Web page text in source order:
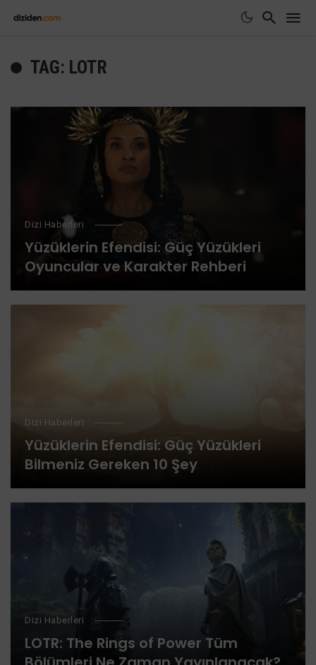
TAG: LOTR
Dizi Haberleri
Yüzüklerin Efendisi: Güç Yüzükleri
Oyuncular ve Karakter Rehberi
Dizi Haberleri
Yüzüklerin Efendisi: Güç Yüzükleri
Bilmeniz Gereken 10 Şey
Dizi Haberleri
LOTR: The Rings of Power Tüm